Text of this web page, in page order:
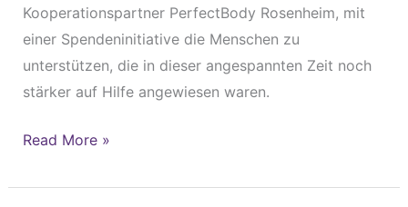
Kooperationspartner PerfectBody Rosenheim, mit
einer Spendeninitiative die Menschen zu
unterstützen, die in dieser angespannten Zeit noch
stärker auf Hilfe angewiesen waren.
Read More »